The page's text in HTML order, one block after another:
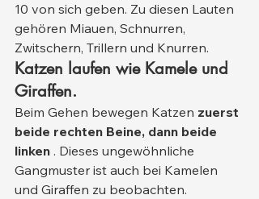
10 von sich geben. Zu diesen Lauten
gehören Miauen, Schnurren,
Zwitschern, Trillern und Knurren.
Katzen laufen wie Kamele und
Giraffen.
Beim Gehen bewegen Katzen zuerst
beide rechten Beine, dann beide
linken . Dieses ungewöhnliche
Gangmuster ist auch bei Kamelen
und Giraffen zu beobachten.